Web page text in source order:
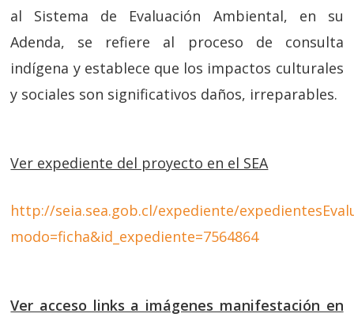
al Sistema de Evaluación Ambiental, en su
Adenda, se refiere al proceso de consulta
indígena y establece que los impactos culturales
y sociales son significativos daños, irreparables.
Ver expediente del proyecto en el SEA
http://seia.sea.gob.cl/expediente/
modo=ficha&id_expediente=7564864
Ver acceso links a imágenes manifestación en